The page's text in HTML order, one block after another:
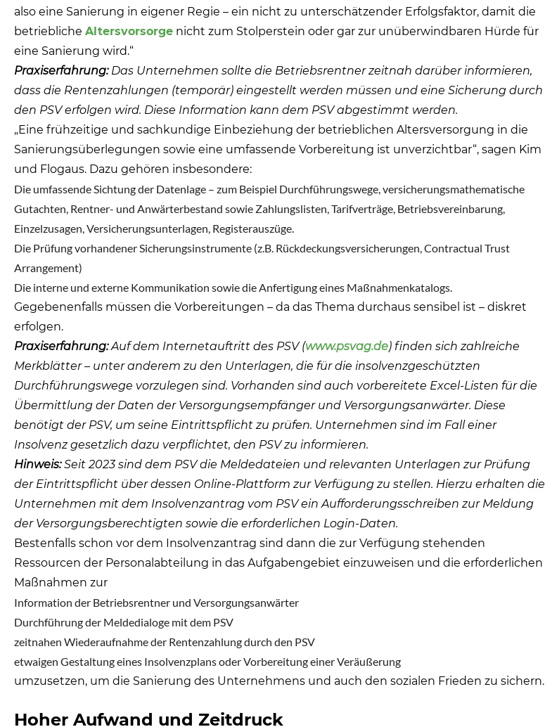
also eine Sanierung in eigener Regie – ein nicht zu unterschätzender Erfolgsfaktor, damit die
betriebliche Altersvorsorge nicht zum Stolperstein oder gar zur unüberwindbaren Hürde für
eine Sanierung wird.“
Praxiserfahrung:Das Unternehmen sollte die Betriebsrentner zeitnah darüber informieren,
dass die Rentenzahlungen (temporär) eingestellt werden müssen und eine Sicherung durch
den PSV erfolgen wird. Diese Information kann dem PSV abgestimmt werden.
„Eine frühzeitige und sachkundige Einbeziehung der betrieblichen Altersversorgung in die
Sanierungsüberlegungen sowie eine umfassende Vorbereitung ist unverzichtbar“, sagen Kim
und Flogaus. Dazu gehören insbesondere:
Die umfassende Sichtung der Datenlage – zum Beispiel Durchführungswege, versicherungsmathematische
Gutachten, Rentner- und Anwärterbestand sowie Zahlungslisten, Tarifverträge, Betriebsvereinbarung,
Einzelzusagen, Versicherungsunterlagen, Registerauszüge.
Die Prüfung vorhandener Sicherungsinstrumente (z.B. Rückdeckungsversicherungen, Contractual Trust
Arrangement)
Die interne und externe Kommunikation sowie die Anfertigung eines Maßnahmenkatalogs.
Gegebenenfalls müssen die Vorbereitungen – da das Thema durchaus sensibel ist – diskret
erfolgen.
Praxiserfahrung:Auf dem Internetauftritt des PSV (www.psvag.de) finden sich zahlreiche
Merkblätter – unter anderem zu den Unterlagen, die für die insolvenzgeschützten
Durchführungswege vorzulegen sind. Vorhanden sind auch vorbereitete Excel-Listen für die
Übermittlung der Daten der Versorgungsempfänger und Versorgungsanwärter. Diese
benötigt der PSV, um seine Eintrittspflicht zu prüfen. Unternehmen sind im Fall einer
Insolvenz gesetzlich dazu verpflichtet, den PSV zu informieren.
Hinweis:Seit 2023 sind dem PSV die Meldedateien und relevanten Unterlagen zur Prüfung
der Eintrittspflicht über dessen Online-Plattform zur Verfügung zu stellen. Hierzu erhalten die
Unternehmen mit dem Insolvenzantrag vom PSV ein Aufforderungsschreiben zur Meldung
der Versorgungsberechtigten sowie die erforderlichen Login-Daten.
Bestenfalls schon vor dem Insolvenzantrag sind dann die zur Verfügung stehenden
Ressourcen der Personalabteilung in das Aufgabengebiet einzuweisen und die erforderlichen
Maßnahmen zur
Information der Betriebsrentner und Versorgungsanwärter
Durchführung der Meldedialoge mit dem PSV
zeitnahen Wiederaufnahme der Rentenzahlung durch den PSV
etwaigen Gestaltung eines Insolvenzplans oder Vorbereitung einer Veräußerung
umzusetzen, um die Sanierung des Unternehmens und auch den sozialen Frieden zu sichern.
Hoher Aufwand und Zeitdruck